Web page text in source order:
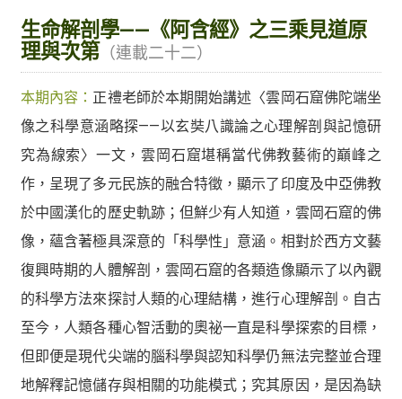
生命解剖學——《阿含經》之三乘見道原
理與次第 （連載二十二）
本期內容： 正禮老師於本期開始講述〈雲岡石窟佛陀端坐
像之科學意涵略探——以玄奘八識論之心理解剖與記憶研
究為線索〉一文，雲岡石窟堪稱當代佛教藝術的巔峰之
作，呈現了多元民族的融合特徵，顯示了印度及中亞佛教
於中國漢化的歷史軌跡；但鮮少有人知道，雲岡石窟的佛
像，蘊含著極具深意的「科學性」意涵。相對於西方文藝
復興時期的人體解剖，雲岡石窟的各類造像顯示了以內觀
的科學方法來探討人類的心理結構，進行心理解剖。自古
至今，人類各種心智活動的奧祕一直是科學探索的目標，
但即便是現代尖端的腦科學與認知科學仍無法完整並合理
地解釋記憶儲存與相關的功能模式；究其原因，是因為缺